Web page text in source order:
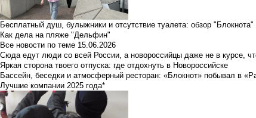
Бесплатный душ, булыжники и отсутствие туалета: обзор
Как дела на пляже "Дельфин"
Все новости по теме 15.06.2026
Сюда едут люди со всей России, а новороссийцы даже не в курсе,
Яркая сторона твоего отпуска: где отдохнуть в Новороссийске
Бассейн, беседки и атмосферный ресторан: «Блокнот» побывал в
Лучшие компании 2025 года*